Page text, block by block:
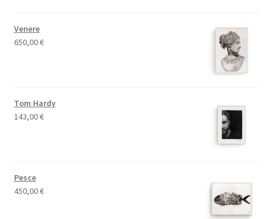
Venere
650,00€
Tom Hardy
143,00€
Pesce
450,00€